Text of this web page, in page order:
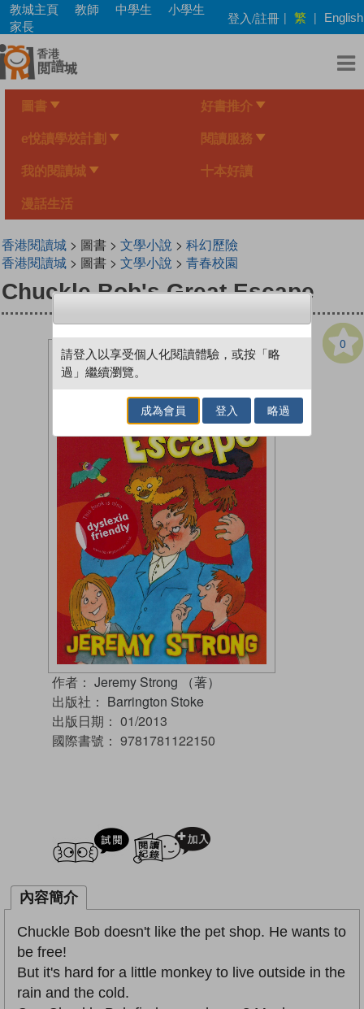
Skip
main
content
教城主頁 教師 中學生
小學生
家長
登入/註冊 | 繁 | English
圖書 好書推介
e悅讀學校計劃 閱讀服務
我的閱讀城 十本好讀
漫話生活
香港閱讀城> 圖書 > 文學小說 > 科幻歷險
香港閱讀城> 圖書 > 文學小說 > 青春校園
Chuckle Bob's Great Escape
0
作者： Jeremy Strong （著）
出版社： Barrington Stoke
出版日期： 01/2013
國際書號： 9781781122150
試閲
內容簡介
Chuckle Bob doesn't like the pet shop. He wants to
be free!
But it's hard for a little monkey to live outside in the
rain and the cold.
請登入以享受個人化閱讀體驗，或按「略
過」繼續瀏覽。
成為會員 登入 略過